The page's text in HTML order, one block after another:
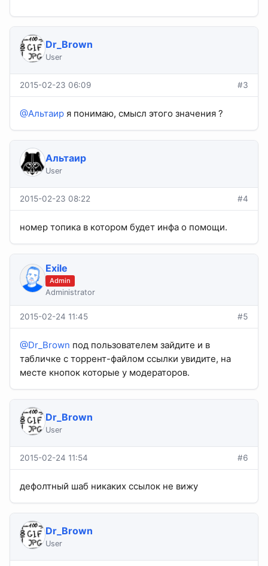
Dr_Brown
User
2015-02-23 06:09 #3
@Альтаир я понимаю, смысл этого значения ?
Альтаир
User
2015-02-23 08:22 #4
номер топика в котором будет инфа о помощи.
Exile
Admin
Administrator
2015-02-24 11:45 #5
@Dr_Brown под пользователем зайдите и в
табличке с торрент-файлом ссылки увидите, на
месте кнопок которые у модераторов.
Dr_Brown
User
2015-02-24 11:54 #6
дефолтный шаб никаких ссылок не вижу
Dr_Brown
User